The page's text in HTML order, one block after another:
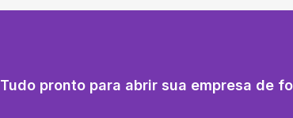
Tudo pronto para abrir sua empresa de